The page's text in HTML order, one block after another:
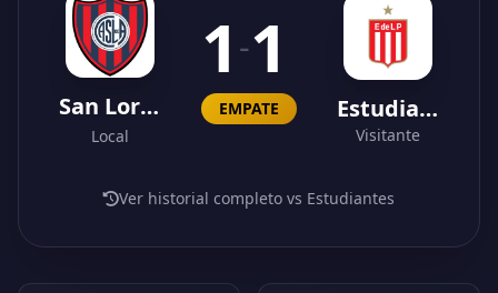
San Lorenzo
Local
1 -1
EMPATE Estudiantes
Visitante
Ver historial completo vs Estudiantes